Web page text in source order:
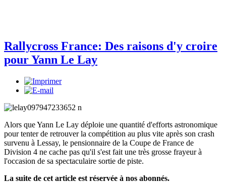
Rallycross France: Des raisons d'y croire
pour Yann Le Lay
Alors que Yann Le Lay déploie une quantité d'efforts astronomique
pour tenter de retrouver la compétition au plus vite après son crash
survenu à Lessay, le pensionnaire de la Coupe de France de
Division 4 ne cache pas qu'il s'est fait une très grosse frayeur à
l'occasion de sa spectaculaire sortie de piste.
La suite de cet article est réservée à nos abonnés.